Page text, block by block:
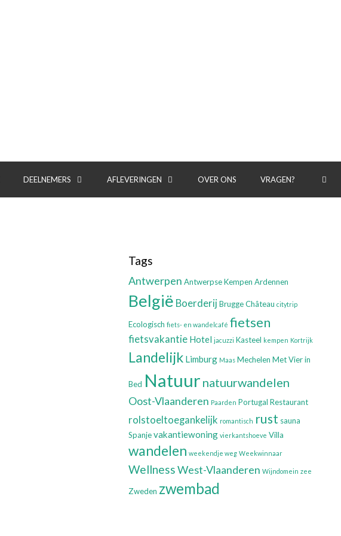
DEELNEMERS AFLEVERINGEN OVER ONS VRAGEN?
Tags
Antwerpen Antwerpse Kempen Ardennen
België Boerderij BruggeChâteau citytrip
Ecologisch fiets- en wandelcafé fietsen
fietsvakantie Hotel jacuzzi Kasteel kempen Kortrijk
Landelijk Limburg Maas Mechelen Met Vier in
Bed Natuur natuurwandelen
Oost-Vlaanderen Paarden Portugal Restaurant
rolstoeltoegankelijk romantisch rust sauna
Spanjevakantiewoning vierkantshoeve Villa
wandelen weekendje weg Weekwinnaar
WellnessWest-Vlaanderen Wijndomein zee
Zweden zwembad